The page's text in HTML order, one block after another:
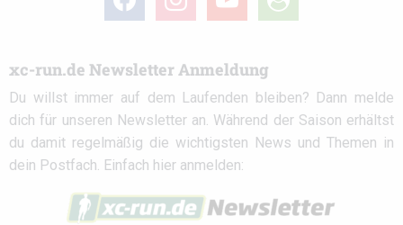
circle
xc-run.de Newsletter Anmeldung
Du willst immer auf dem Laufenden bleiben? Dann melde
dich für unseren Newsletter an. Während der Saison erhältst
du damit regelmäßig die wichtigsten News und Themen in
dein Postfach. Einfach hier anmelden: